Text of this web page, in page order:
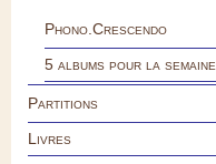
Phono.Crescendo
5 albums pour la semaine
Partitions
Livres